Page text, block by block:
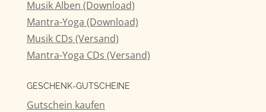
Musik Alben (Download)
Mantra-Yoga (Download)
Musik CDs (Versand)
Mantra-Yoga CDs (Versand)
GESCHENK-GUTSCHEINE
Gutschein kaufen